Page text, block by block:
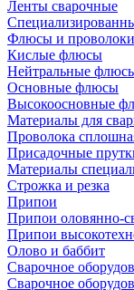
Ленты сварочные
Флюсы и проволоки
Кислые флюсы
Нейтральные
Основные флюсы
Высокоосновные
Материалы для
Проволока
Присадочные
Материалы
Строжка и резка
Припои
Припои оловянно-
Припои
Олово и баббит
Сварочное
Сварочное